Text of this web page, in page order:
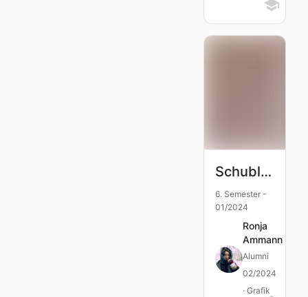
Schublade
6. Semester -
01/2024
Ronja
Ammann
Alumni
02/2024
· Grafik